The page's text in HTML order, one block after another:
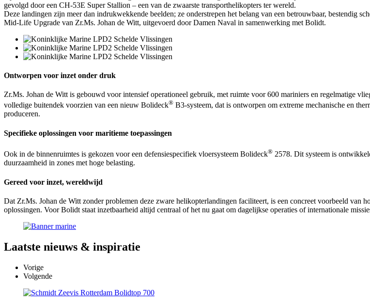
gevolgd door een CH-53E Super Stallion – een van de zwaarste transporthelikopters ter wereld.
Deze landingen zijn meer dan indrukwekkende beelden; ze onderstrepen het belang van een betrouwbaar, bestendig
Mid-Life Upgrade van Zr.Ms. Johan de Witt, uitgevoerd door Damen Naval in samenwerking met Bolidt.
Ontworpen voor inzet onder druk
Zr.Ms. Johan de Witt is gebouwd voor intensief operationeel gebruik, met ruimte voor 600 mariniers en regelmatige
volledige buitendek voorzien van een nieuw Bolideck® B3-systeem, dat is ontworpen om extreme mechanische en
produceren.
Specifieke oplossingen voor maritieme toepassingen
Ook in de binnenruimtes is gekozen voor een defensiespecifiek vloersysteem Bolideck® 2578. Dit systeem is
duurzaamheid in zones met hoge belasting.
Gereed voor inzet, wereldwijd
Dat Zr.Ms. Johan de Witt zonder problemen deze zware helikopterlandingen faciliteert, is een concreet voorbeeld van
oplossingen. Voor Bolidt staat inzetbaarheid altijd centraal of het nu gaat om dagelijkse operaties of internationale
Laatste nieuws & inspiratie
Vorige
Volgende